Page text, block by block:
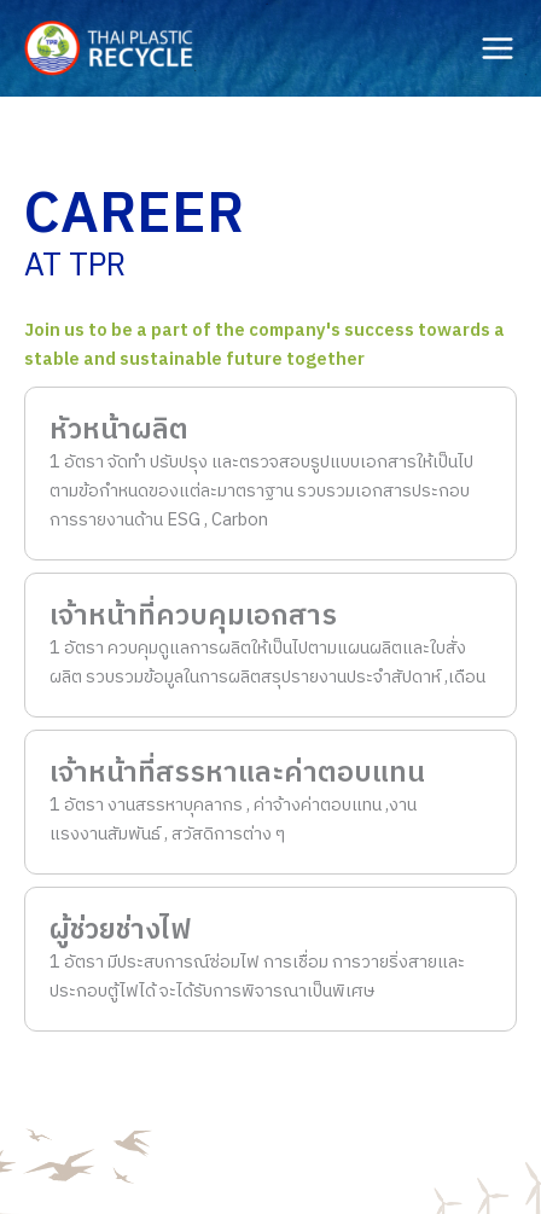
content
CAREER
AT TPR
Join us to be a part of the company's success towards a
stable and sustainable future together
หัวหน้าผลิต
1 อัตรา จัดทำ ปรับปรุง และตรวจสอบรูปแบบเอกสารให้เป็นไป
ตามข้อกำหนดของแต่ละมาตราฐาน รวบรวมเอกสารประกอบ
การรายงานด้าน ESG , Carbon
เจ้าหน้าที่ควบคุมเอกสาร
1 อัตรา ควบคุมดูแลการผลิตให้เป็นไปตามแผนผลิตและใบสั่ง
ผลิต รวบรวมข้อมูลในการผลิตสรุปรายงานประจำสัปดาห์ ,เดือน
เจ้าหน้าที่สรรหาและค่าตอบแทน
1 อัตรา งานสรรหาบุคลากร , ค่าจ้างค่าตอบแทน ,งาน
แรงงานสัมพันธ์ , สวัสดิการต่าง ๆ
ผู้ช่วยช่างไฟ
1 อัตรา มีประสบการณ์ซ่อมไฟ การเชื่อม การวายริ่งสายและ
ประกอบตู้ไฟได้ จะได้รับการพิจารณาเป็นพิเศษ